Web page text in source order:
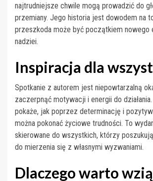
najtrudniejsze chwile mogą prowadzić do
przemiany. Jego historia jest dowodem na
przeszkoda może być początkiem nowego
nadziei.
Inspiracja dla
Spotkanie z autorem jest niepowtarzalną
zaczerpnąć motywacji i energii do
pokaże, jak poprzez determinację i
można pokonać życiowe trudności. To
skierowane do wszystkich, którzy
do mierzenia się z własnymi wyzwaniami.
Dlaczego warto